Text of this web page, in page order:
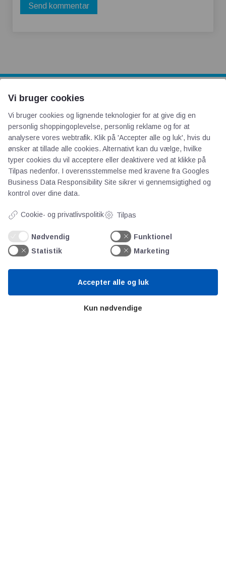
Om os
Priser
Kontakt
Persondata
Videncentre
Teknologisk Institut
Bitva
Vi bruger cookies
Vi bruger cookies og lignende teknologier for at give dig en
personlig shoppingoplevelse, personlig reklame og for at
analysere vores webtrafik. Klik på 'Accepter alle og luk', hvis du
ønsker at tillade alle cookies. Alternativt kan du vælge, hvilke
typer cookies du vil acceptere eller deaktivere ved at klikke på
Tilpas nedenfor. I overensstemmelse med kravene fra Googles
Business Data Responsibility Site sikrer vi gennemsigtighed og
kontrol over dine data.
Cookie- og privatlivspolitik Tilpas
Nødvendig
Funktionel
Statistik
Marketing
Kun nødvendige
Accepter alle og luk